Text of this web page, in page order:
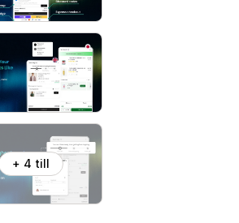
+ 4 till